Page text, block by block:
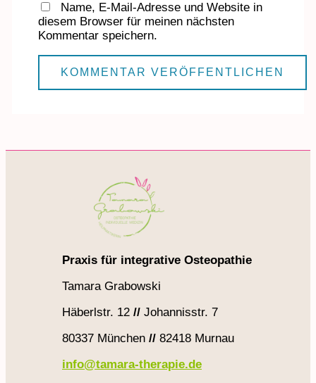
Name, E-Mail-Adresse und Website in
diesem Browser für meinen nächsten
Kommentar speichern.
Praxis für integrative Osteopathie
Tamara Grabowski
Häberlstr. 12 // Johannisstr. 7
80337 München // 82418 Murnau
info@tamara-therapie.de